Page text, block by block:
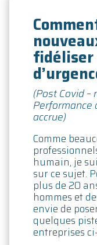
fidéliser
(Post Covid –
Performance
accrue)
Comme
humain, je
sur ce sujet.
plus de 20
hommes et
envie de
quelques
entreprises